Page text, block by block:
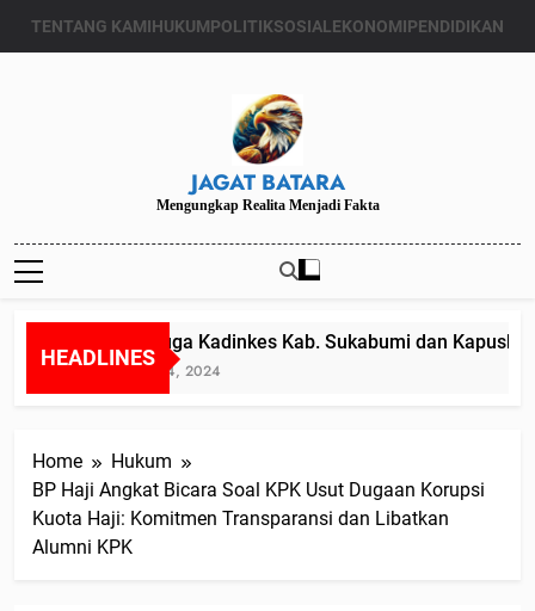
TENTANG KAMIHUKUMPOLITIKSOSIALEKONOMIPENDIDIKAN
JAGAT BATARA
Mengungkap Realita Menjadi Fakta
HEADLINES
Diduga Kadinkes Kab. Sukabumi dan
Juli 24, 2024
Home
Hukum
BP Haji Angkat Bicara Soal KPK Usut Dugaan Korupsi
Kuota Haji: Komitmen Transparansi dan Libatkan
Alumni KPK